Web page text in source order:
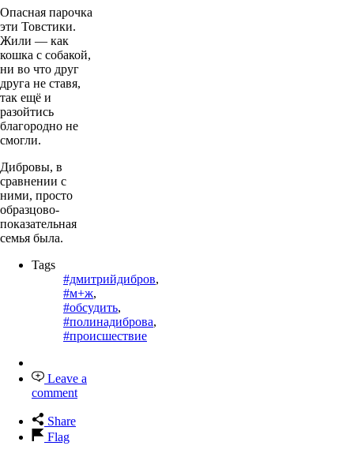
Опасная парочка
эти Товстики.
Жили — как
кошка с собакой,
ни во что друг
друга не ставя,
так ещё и
разойтись
благородно не
смогли.
Дибровы, в
сравнении с
ними, просто
образцово-
показательная
семья была.
Tags
#дмитрийдибров,
#м+ж,
#обсудить,
#полинадиброва,
#происшествие
Leave a
comment
Share
Flag